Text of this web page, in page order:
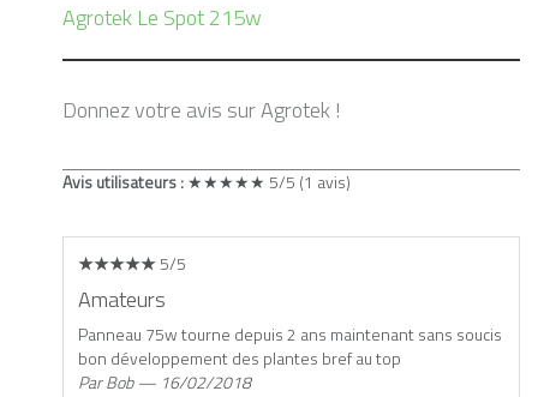
Agrotek Le Spot 215w
Donnez votre avis sur Agrotek !
Avis utilisateurs :★★★★★ 5/5 (1 avis)
★★★★★5/5
Amateurs
Panneau 75w tourne depuis 2 ans maintenant sans soucis
bon développement des plantes bref au top
Par Bob — 16/02/2018